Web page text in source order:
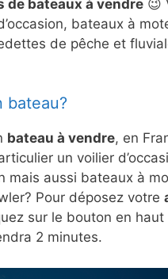
de bateaux à vendre 😉
bateaux à
de pêche et
bateau?
bateau à vendre, en
un voilier
mais aussi bateaux à
Pour déposez votre
sur le bouton en haut
2 minutes.